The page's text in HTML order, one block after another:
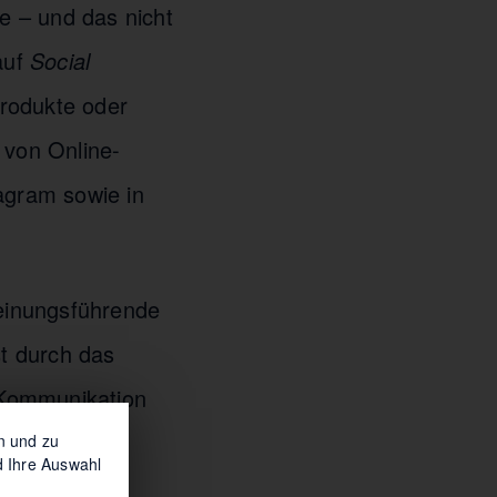
– und das nicht
Social
oder
Online-
sowie in
durch das
und zu
Ihre Auswahl